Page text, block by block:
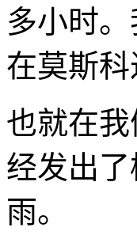
多小时
在莫斯
也就在
经发出
雨。